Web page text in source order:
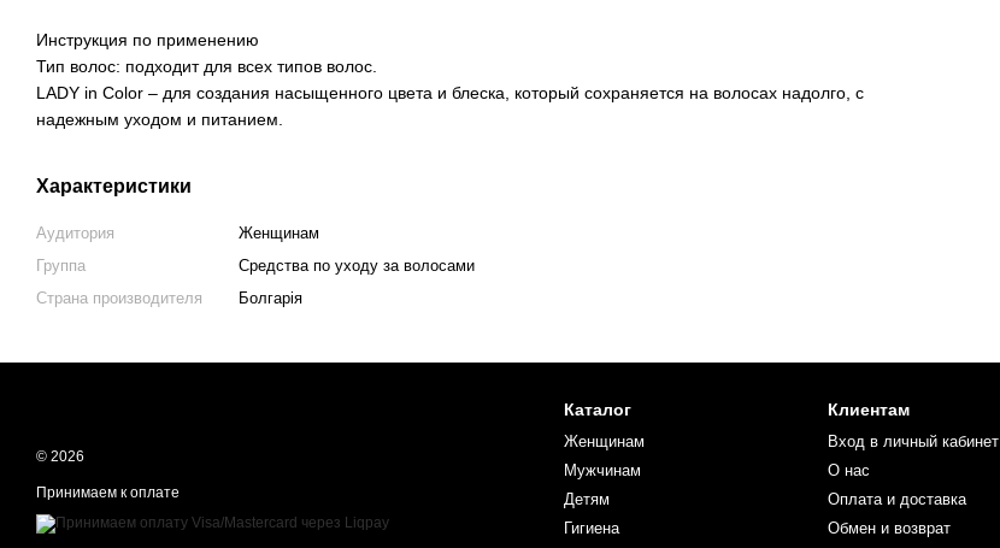
Инструкция по применению
Тип волос: подходит для всех типов волос.
LADY in Color – для создания насыщенного цвета и блеска, который сохраняется на волосах надолго, с
надежным уходом и питанием.
Характеристики
Аудитория
Женщинам
Группа
Средства по уходу за волосами
Страна производителя
Болгарія
© 2026
Принимаем к оплате
Каталог
Женщинам
Мужчинам
Детям
Гигиена
Клиентам
Вход в личный кабинет
О нас
Оплата и доставка
Обмен и возврат